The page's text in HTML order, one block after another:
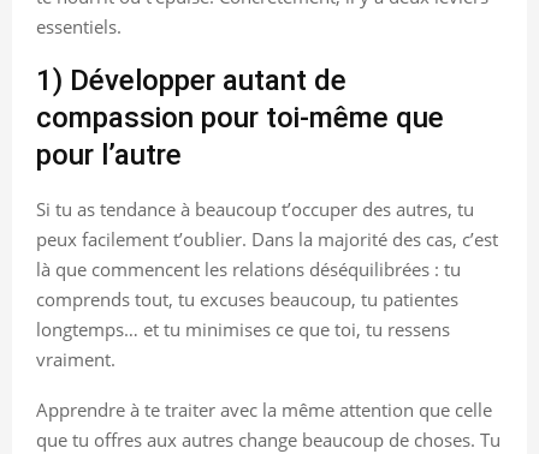
essentiels.
1) Développer autant de
compassion pour toi-même que
pour l’autre
Si tu as tendance à beaucoup t’occuper des autres, tu
peux facilement t’oublier. Dans la majorité des cas, c’est
là que commencent les relations déséquilibrées : tu
comprends tout, tu excuses beaucoup, tu patientes
longtemps… et tu minimises ce que toi, tu ressens
vraiment.
Apprendre à te traiter avec la même attention que celle
que tu offres aux autres change beaucoup de choses. Tu